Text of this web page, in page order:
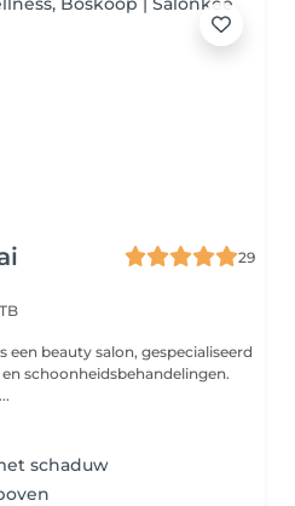
29
een beauty salon, gespecialiseerd
schoonheidsbehandelingen.
schaduw